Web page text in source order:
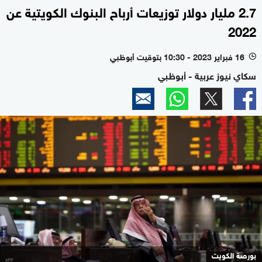
2.7 مليار دولار توزيعات أرباح البنوك الكويتية عن
2022
l 16 فبراير 2023 - 10:30 بتوقيت أبوظبي
سكاي نيوز عربية - أبوظبي
بورصة الكويت